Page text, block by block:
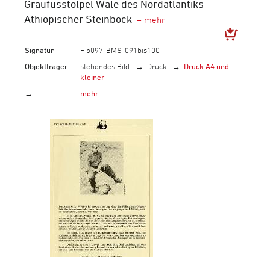
Graufusstölpel Wale des Nordatlantiks
Äthiopischer Steinbock
Signatur
F 5097-BMS-091bis100
Objektträger
stehendes Bild Druck
Druck A4 und
kleiner
→
mehr…